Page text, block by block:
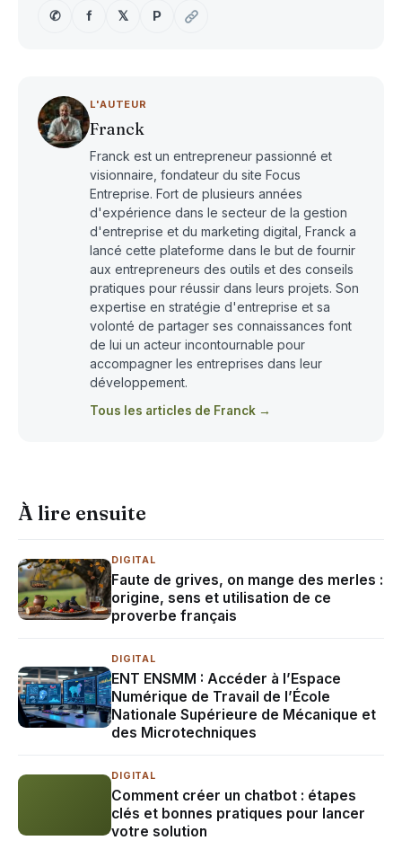
✆
f 𝕏 P
L'AUTEUR
Franck
Franck est un entrepreneur passionné et
visionnaire, fondateur du site Focus
Entreprise. Fort de plusieurs années
d'expérience dans le secteur de la gestion
d'entreprise et du marketing digital, Franck a
lancé cette plateforme dans le but de fournir
aux entrepreneurs des outils et des conseils
pratiques pour réussir dans leurs projets. Son
expertise en stratégie d'entreprise et sa
volonté de partager ses connaissances font
de lui un acteur incontournable pour
accompagner les entreprises dans leur
développement.
Tous les articles de Franck →
À lire ensuite
DIGITAL
Faute de grives, on mange des merles :
origine, sens et utilisation de ce
proverbe français
DIGITAL
ENT ENSMM : Accéder à l’Espace
Numérique de Travail de l’École
Nationale Supérieure de Mécanique et
des Microtechniques
DIGITAL
Comment créer un chatbot : étapes
clés et bonnes pratiques pour lancer
votre solution